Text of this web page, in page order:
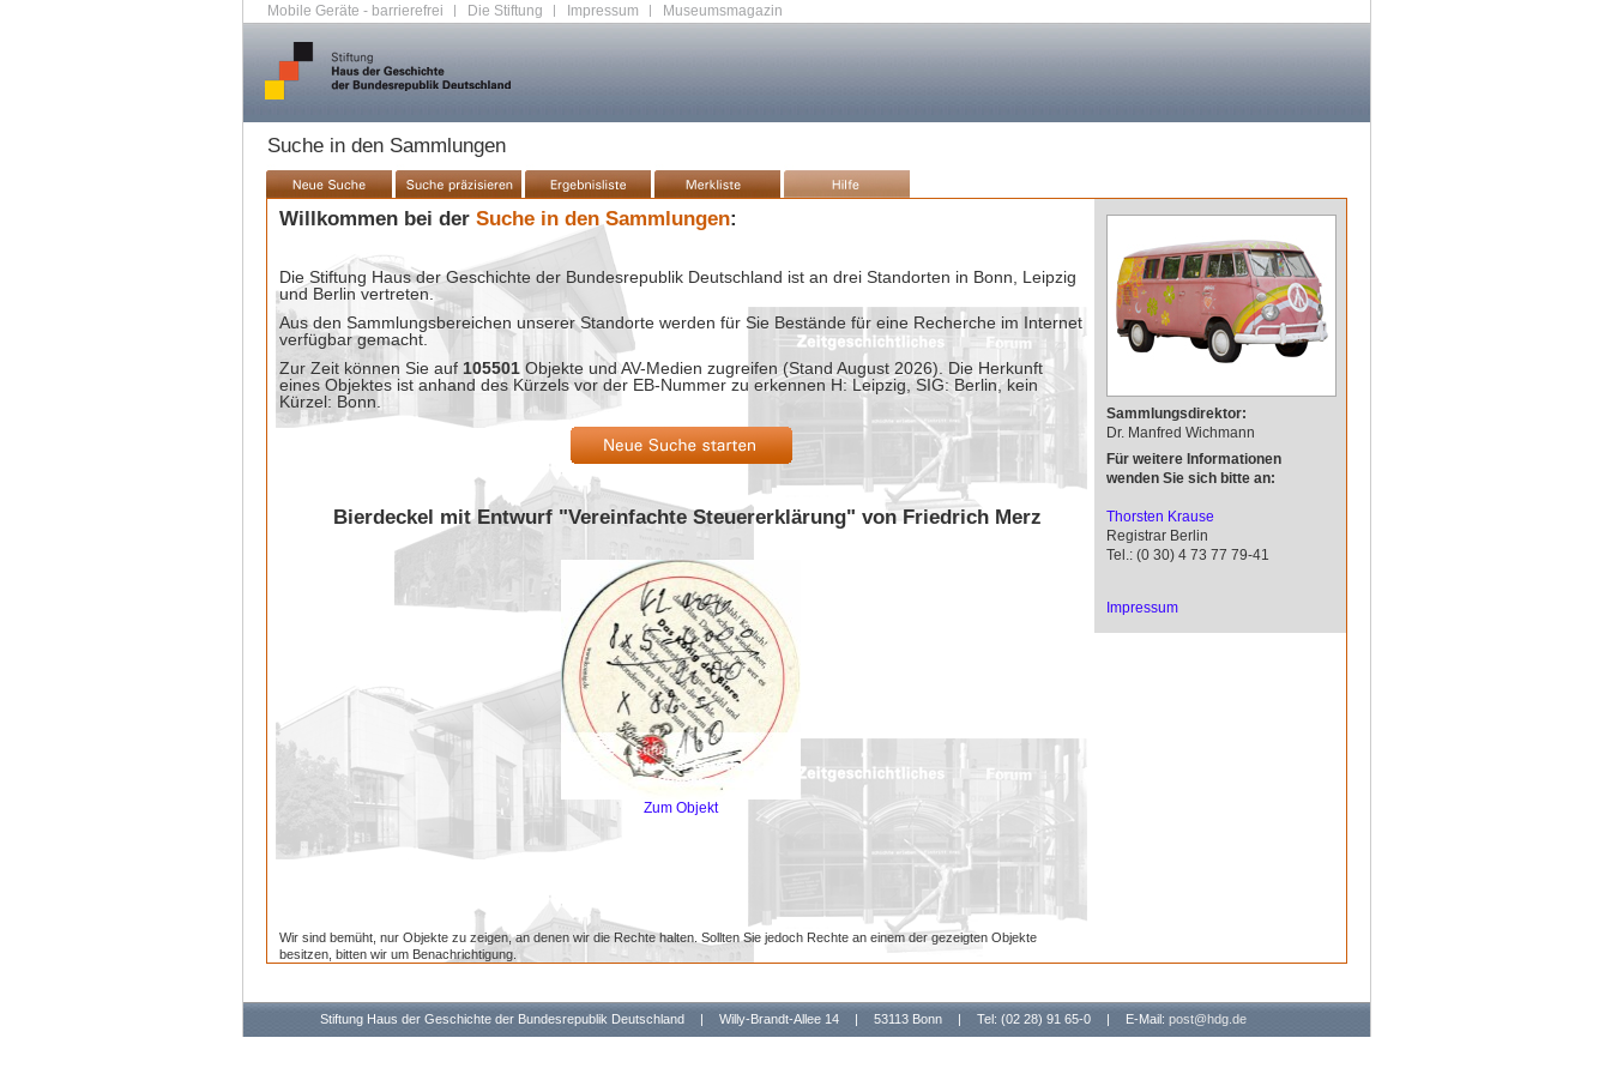
Mobile Geräte - barrierefrei | Die Stiftung | Impressum | Museumsmagazin
Suche in den Sammlungen
Willkommen bei der Suche in den Sammlungen:
Die Stiftung Haus der Geschichte der Bundesrepublik Deutschland ist an drei Standorten in Bonn, Leipzig
und Berlin vertreten.
Aus den Sammlungsbereichen unserer Standorte werden für Sie Bestände für eine Recherche im Internet
verfügbar gemacht.
Zur Zeit können Sie auf 105501 Objekte und AV-Medien zugreifen (Stand August 2026). Die Herkunft
eines Objektes ist anhand des Kürzels vor der EB-Nummer zu erkennen H: Leipzig, SIG: Berlin, kein
Kürzel: Bonn.
Bierdeckel mit Entwurf "Vereinfachte Steuererklärung" von Friedrich Merz
Zum Objekt
Wir sind bemüht, nur Objekte zu zeigen, an denen wir die Rechte halten. Sollten Sie jedoch Rechte an einem der gezeigten Objekte
besitzen, bitten wir um Benachrichtigung.
Sammlungsdirektor:
Dr. Manfred Wichmann
Für weitere Informationen
wenden Sie sich bitte an:
Thorsten Krause
Registrar Berlin
Tel.: (0 30) 4 73 77 79-41
Impressum
Stiftung Haus der Geschichte der Bundesrepublik Deutschland | Willy-Brandt-Allee 14 | 53113 Bonn | Tel: (02 28) 91 65-0 | E-Mail: post@hdg.de